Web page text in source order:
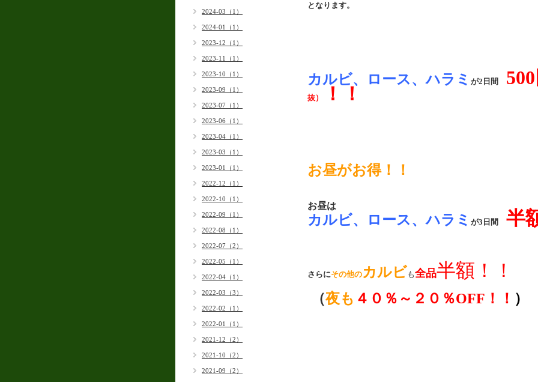
となります。
カルビ、ロース、ハラミ が2日間
抜） ！！
お昼がお得！！
お昼は
カルビ、ロース、ハラミ が3日間 半
さらにその他の カルビも全品半額！！
（夜も ４０％～２０％OFF！！ ）
2024-03（1）
2024-01（1）
2023-12（1）
2023-11（1）
2023-10（1）
2023-09（1）
2023-07（1）
2023-06（1）
2023-04（1）
2023-03（1）
2023-01（1）
2022-12（1）
2022-10（1）
2022-09（1）
2022-08（1）
2022-07（2）
2022-05（1）
2022-04（1）
2022-03（3）
2022-02（1）
2022-01（1）
2021-12（2）
2021-10（2）
2021-09（2）